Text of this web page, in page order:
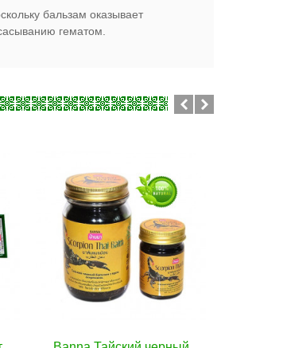
бальзам оказывает
гематом.
В корзину